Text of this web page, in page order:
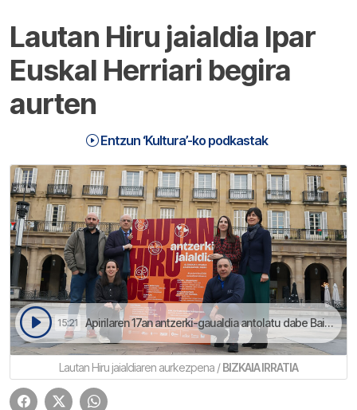
Lautan Hiru jaialdia Ipar
Euskal Herriari begira
aurten
Entzun ‘Kultura’-ko podkastak
15:21 Apirilaren 17an antzerki-gaualdia antolatu dabe Baionan | Kultura
Lautan Hiru jaialdiaren aurkezpena /BIZKAIA IRRATIA